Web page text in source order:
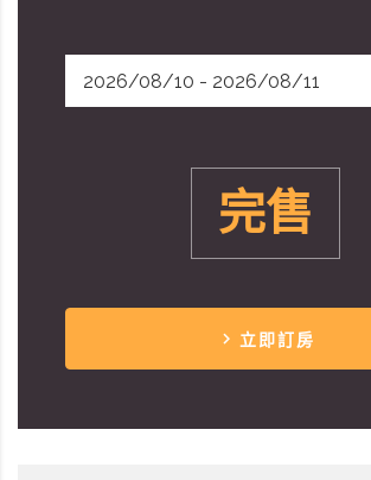
完售
立即訂房